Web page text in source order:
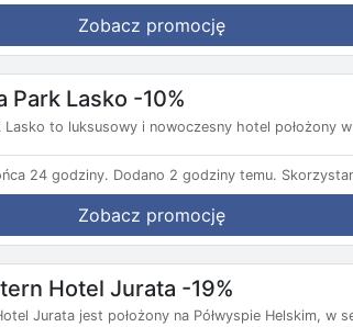
Zobacz promocję
Park Lasko -10%
Lasko to luksusowy i nowoczesny hotel położony
24 godziny. Dodano 2 godziny temu.
Zobacz promocję
Hotel Jurata -19%
Jurata jest położony na Półwyspie Helskim, w